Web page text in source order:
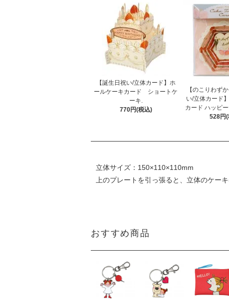
【誕生日祝い/立体カード】ホ
ールケーキカード ショートケ
ーキ.
770円(税込)
【のこりわず
い/立体カード
カード ハッピ
528円(
立体サイズ：150×110×110mm
上のプレートを引っ張ると、立体のケー
おすすめ商品